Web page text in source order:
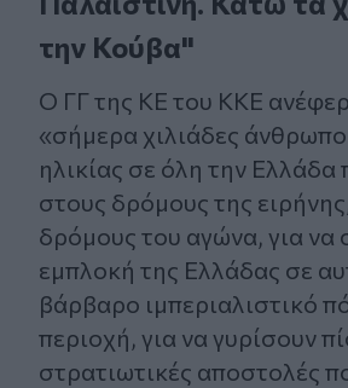
την Κούβα"
Ο ΓΓ της ΚΕ του ΚΚΕ
«σήμερα χιλιάδες
ηλικίας σε όλη την
στους δρόμους της
δρόμους του αγώνα, για να
εμπλοκή της Ελλάδας σε
βάρβαρο ιμπεριαλιστικό
περιοχή, για να γυρίσουν
στρατιωτικές αποστολές